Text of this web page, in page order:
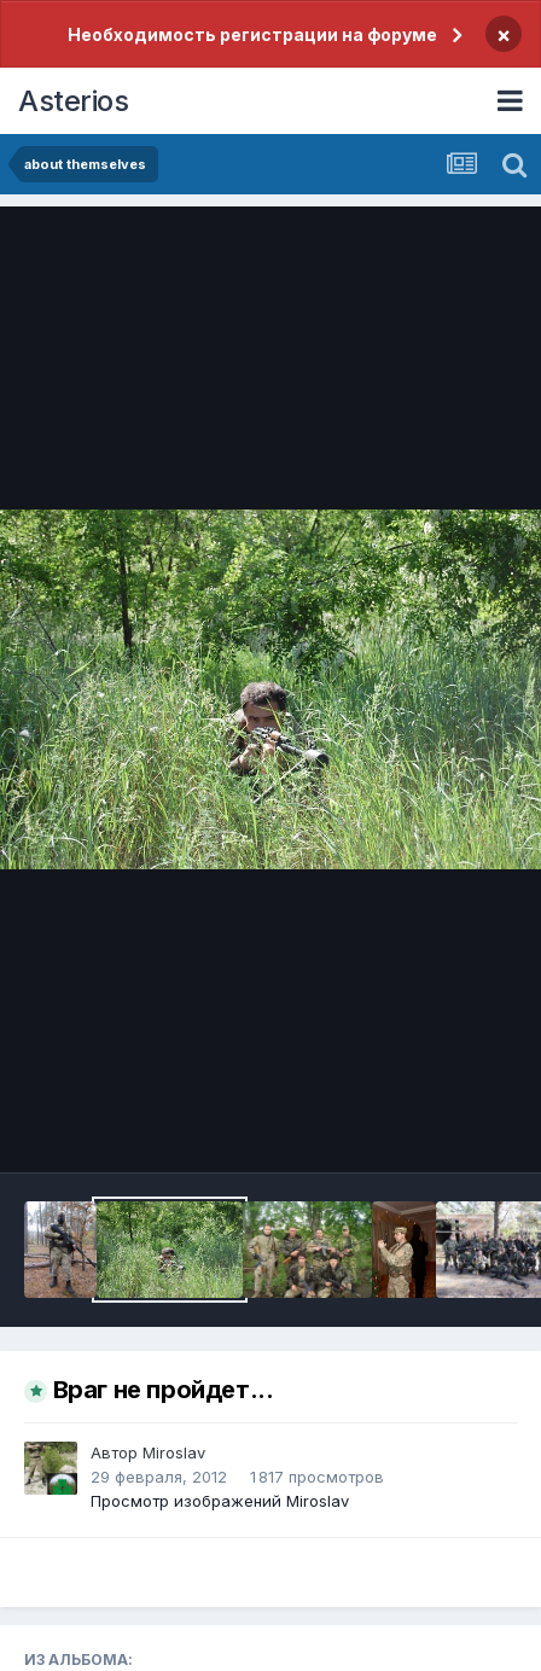
Необходимость регистрации на форуме ×
Asterios
about themselves
Враг не пройдет...
Автор Miroslav
29 февраля, 2012
1 817 просмотров
Просмотр изображений Miroslav
ИЗ АЛЬБОМА: